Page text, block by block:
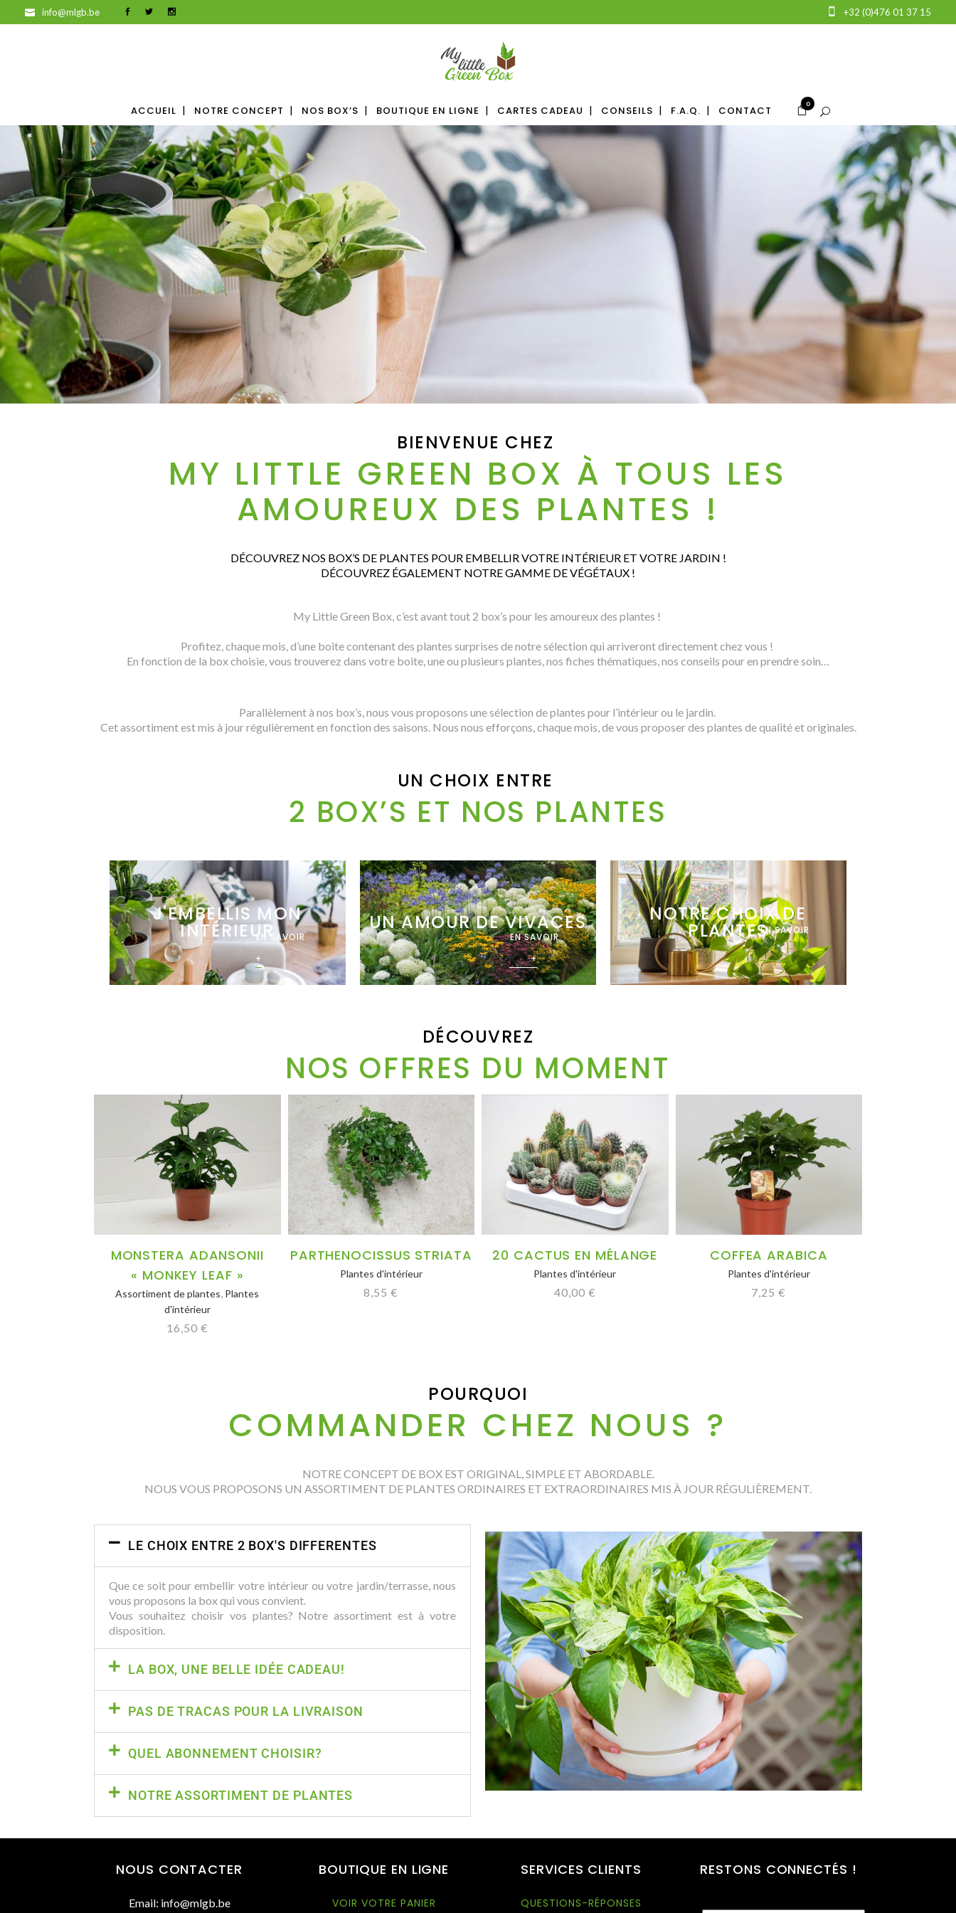
info@mlgb.be +32 (0)476 01 37 15
ACCUEIL NOTRE CONCEPT NOS BOX’S BOUTIQUE EN LIGNE CARTES CADEAU CONSEILS F.A.Q. CONTACT
0
BIENVENUE CHEZ
MY LITTLE GREEN BOX À TOUS LES
AMOUREUX DES PLANTES !
DÉCOUVREZ NOS BOX’S DE PLANTES POUR EMBELLIR VOTRE INTÉRIEUR ET VOTRE JARDIN !
DÉCOUVREZ ÉGALEMENT NOTRE GAMME DE VÉGÉTAUX !
My Little Green Box, c’est avant tout 2 box’s pour les amoureux des plantes !
Profitez, chaque mois, d’une boite contenant des plantes surprises de notre sélection qui arriveront directement chez vous !
En fonction de la box choisie, vous trouverez dans votre boite, une ou plusieurs plantes, nos fiches thématiques, nos conseils pour en prendre soin…
Parallèlement à nos box’s, nous vous proposons une sélection de plantes pour l’intérieur ou le jardin.
Cet assortiment est mis à jour régulièrement en fonction des saisons. Nous nous efforçons, chaque mois, de vous proposer des plantes de qualité et originales.
UN CHOIX ENTRE
2 BOX’S ET NOS PLANTES
J'EMBELLIS MON
INTÉRIEUREN SAVOIR
+
UN AMOUR DE VIVACES
EN SAVOIR
+
NOTRE CHOIX DE
PLANTESEN SAVOIR
+
DÉCOUVREZ
NOS OFFRES DU MOMENT
MONSTERA ADANSONII
« MONKEY LEAF »
Assortiment de plantes Plantes
d'intérieur
16,50 €
PARTHENOCISSUS STRIATA
Plantes d'intérieur
8,55€
20 CACTUS EN MÉLANGE
Plantes d'intérieur
40,00 €
COFFEA ARABICA
Plantes d'intérieur
7,25€
POURQUOI
COMMANDER CHEZ NOUS ?
NOTRE CONCEPT DE BOX EST ORIGINAL, SIMPLE ET ABORDABLE.
NOUS VOUS PROPOSONS UN ASSORTIMENT DE PLANTES ORDINAIRES ET EXTRAORDINAIRES MIS À JOUR RÉGULIÈREMENT.
LE CHOIX ENTRE 2 BOX'S DIFFERENTES
Que ce soit pour embellir votre intérieur ou votre jardin/terrasse, nous
vous proposons la box qui vous convient.
Vous souhaitez choisir vos plantes? Notre assortiment est à votre
disposition.
LA BOX, UNE BELLE IDÉE CADEAU!
PAS DE TRACAS POUR LA LIVRAISON
QUEL ABONNEMENT CHOISIR?
NOTRE ASSORTIMENT DE PLANTES
NOUS CONTACTER
Email: info@mlgb.be
BOUTIQUE EN LIGNE
VOIR VOTRE PANIER
SERVICES CLIENTS
QUESTIONS-RÉPONSES
RESTONS CONNECTÉS !